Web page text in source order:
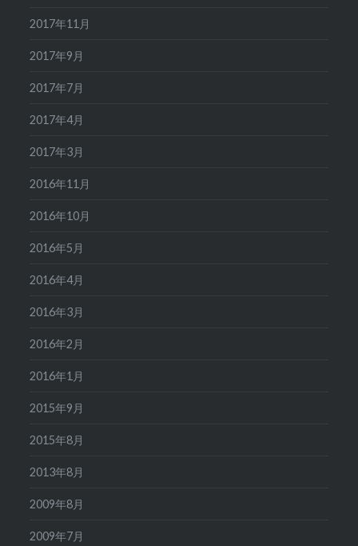
2017年11月
2017年9月
2017年7月
2017年4月
2017年3月
2016年11月
2016年10月
2016年5月
2016年4月
2016年3月
2016年2月
2016年1月
2015年9月
2015年8月
2013年8月
2009年8月
2009年7月